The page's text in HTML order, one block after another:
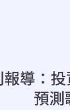
導：
預測